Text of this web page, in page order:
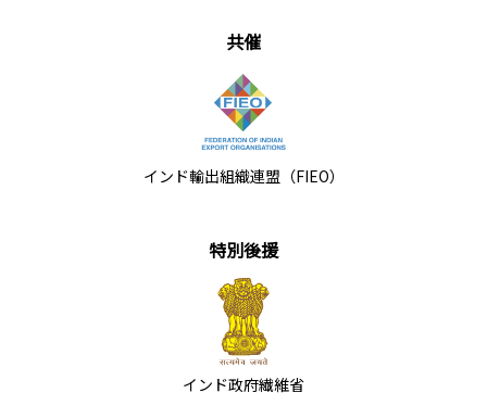
共催
インド輸出組織連盟（FIEO）
特別後援
インド政府繊維省